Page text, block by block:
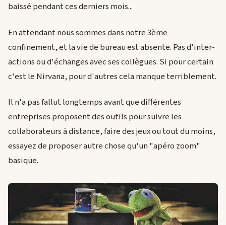
baissé pendant ces derniers mois...
En attendant nous sommes dans notre 3ème
confinement, et la vie de bureau est absente. Pas d'inter-
actions ou d'échanges avec ses collègues. Si pour certain
c'est le Nirvana, pour d'autres cela manque terriblement.
Il n'a pas fallut longtemps avant que différentes
entreprises proposent des outils pour suivre les
collaborateurs à distance, faire des jeux ou tout du moins,
essayez de proposer autre chose qu'un "apéro zoom"
basique.